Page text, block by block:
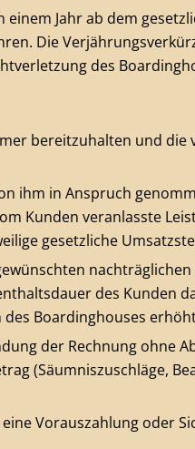
Jahr ab dem
Die
des
bereitzuhalten und die
ihm in Anspruch
Kunden veranlasste
gesetzliche
des Kunden
Boardinghouses
der Rechnung ohne
(Säumniszuschläge,
Vorauszahlung oder